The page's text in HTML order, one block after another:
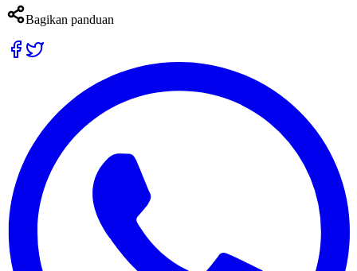
Bagikan panduan